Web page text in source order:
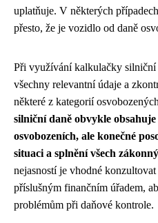
uplatňuje. V některých
přesto, že je vozidlo od daně
Při využívání kalkulačky silniční
všechny relevantní údaje a
některé z kategorií
silniční daně obvykle
osvobozeních, ale konečné
situaci a splnění všech
nejasností je vhodné
příslušným finančním úřadem,
problémům při daňové kontrole.